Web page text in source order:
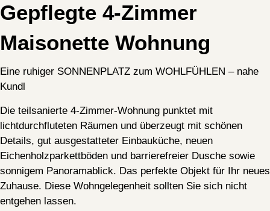
Gepflegte 4-Zimmer
Maisonette Wohnung
Eine ruhiger SONNENPLATZ zum WOHLFÜHLEN – nahe
Kundl
Die teilsanierte 4-Zimmer-Wohnung punktet mit
lichtdurchfluteten Räumen und überzeugt mit schönen
Details, gut ausgestatteter Einbauküche, neuen
Eichenholzparkettböden und barrierefreier Dusche sowie
sonnigem Panoramablick. Das perfekte Objekt für Ihr neues
Zuhause. Diese Wohngelegenheit sollten Sie sich nicht
entgehen lassen.